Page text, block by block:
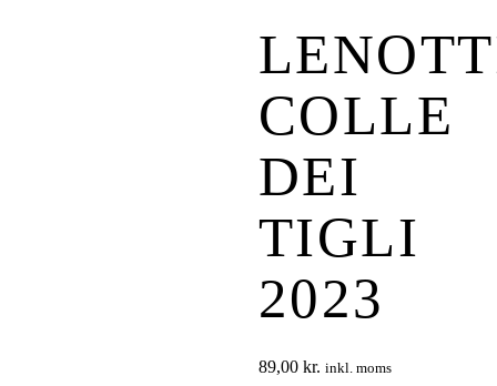
COLLE
DEI
TIGLI
2023
89,00 kr. inkl. moms